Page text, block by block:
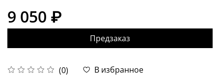
(0)
В избранное
9 050 ₽
Предзаказ